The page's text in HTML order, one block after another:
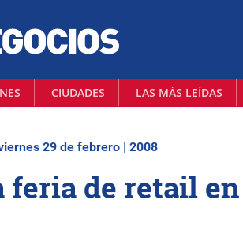
CIUDADES LAS MÁS LEÍDAS
29 de febrero | 2008
feria de retail